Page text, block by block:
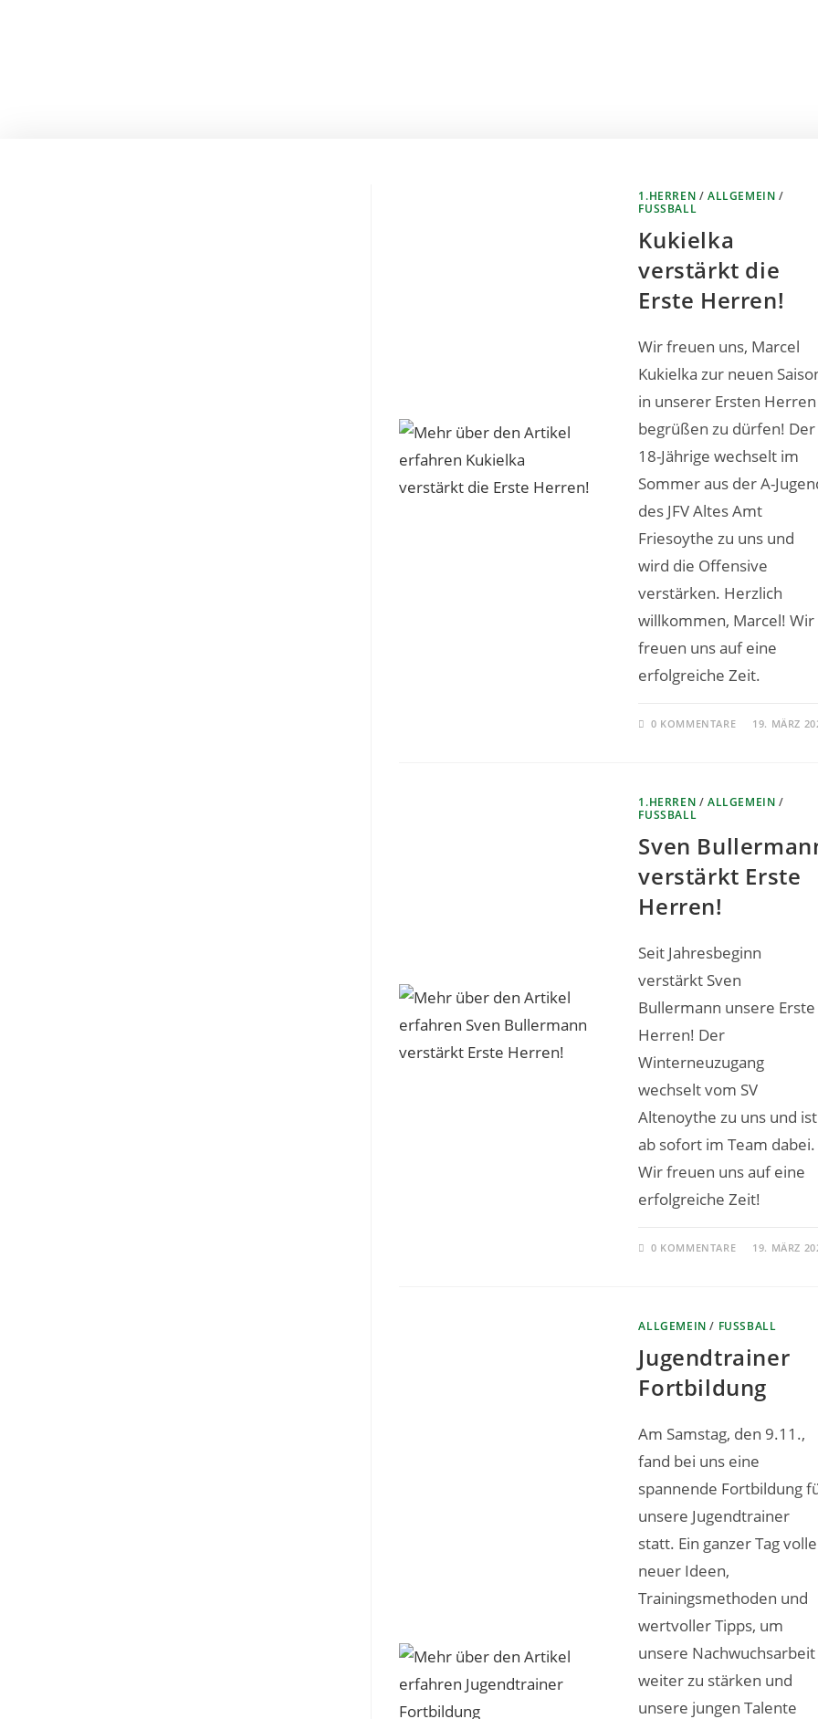
1.HERREN /ALLGEMEIN /
FUSSBALL
Kukielka
verstärkt die
Erste Herren!
Wir freuen uns, Marcel
Kukielka zur neuen
in unserer Ersten Herren
begrüßen zu dürfen! Der
18-Jährige wechselt im
Sommer aus der A-
des JFV Altes Amt
Friesoythe zu uns und
wird die Offensive
verstärken. Herzlich
willkommen, Marcel! Wir
freuen uns auf eine
erfolgreiche Zeit.
0 KOMMENTARE 19. MÄRZ
1.HERREN /ALLGEMEIN /
FUSSBALL
Sven
verstärkt Erste
Herren!
Seit Jahresbeginn
verstärkt Sven
Bullermann unsere Erste
Herren! Der
Winterneuzugang
wechselt vom SV
Altenoythe zu uns und ist
ab sofort im Team dabei.
Wir freuen uns auf eine
erfolgreiche Zeit!
0 KOMMENTARE 19. MÄRZ
ALLGEMEIN / FUSSBALL
Jugendtrainer
Fortbildung
Am Samstag, den 9.11.,
fand bei uns eine
spannende Fortbildung
unsere Jugendtrainer
statt. Ein ganzer Tag
neuer Ideen,
Trainingsmethoden und
wertvoller Tipps, um
unsere Nachwuchsarbeit
weiter zu stärken und
unsere jungen Talente